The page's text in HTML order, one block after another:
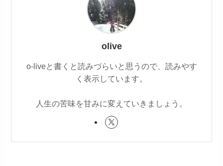
olive
o-liveと書くと読みづらいと思うので、読みやす
く表示しています。
人生の苦味を甘みに変えていきましょう。